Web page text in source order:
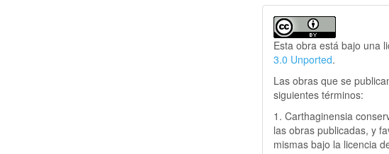
Esta obra está bajo una
3.0 Unported.
Las obras que se
siguientes términos:
1. Carthaginensia
las obras publicadas, y
mismas bajo la licencia